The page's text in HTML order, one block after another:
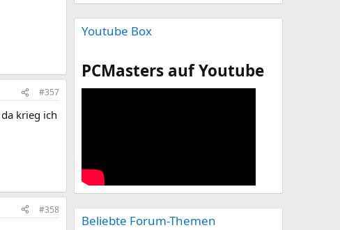
#357
krieg ich
#358
Youtube Box
PCMasters auf Youtube
Beliebte Forum-Themen